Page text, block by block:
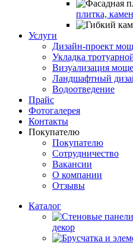
плитка,
Услуги
Дизайн-проект
Укладка
Визуализация
Ландшафтный
Водоотведение
Прайс
Фотогалерея
Контакты
Покупателю
Покупателю
Сотрудничество
Вакансии
О компании
Отзывы
Каталог
декор